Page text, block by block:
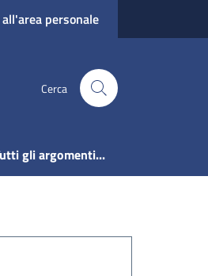
personale
Cerca
gli argomenti...